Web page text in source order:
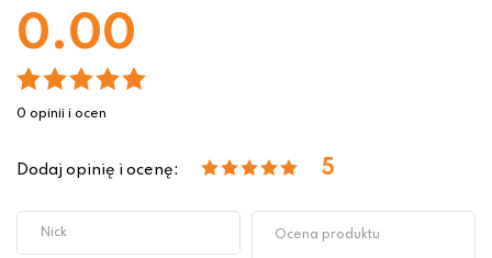
0.00
0 opinii i ocen
Dodaj opinię i ocenę: 5